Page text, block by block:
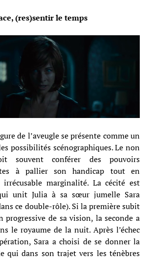
(res)sentir le temps
de l’aveugle se présente comme un
possibilités scénographiques. Le non
souvent conférer des pouvoirs
à pallier son handicap tout en
marginalité. La cécité est
unit Julia à sa sœur jumelle Sara
ce double-rôle). Si la première subit
progressive de sa vision, la seconde a
le royaume de la nuit. Après l’échec
Sara a choisi de se donner la
qui dans son trajet vers les ténèbres